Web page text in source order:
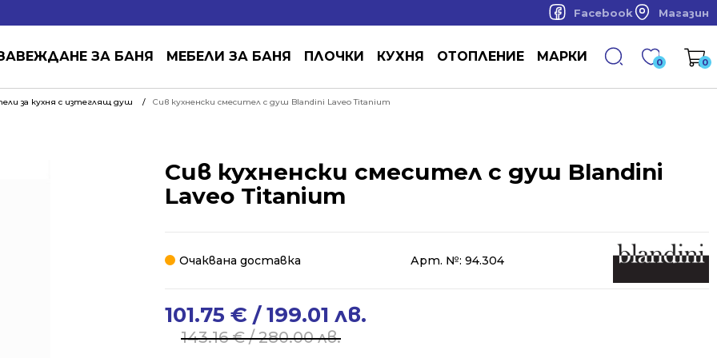
Facebook Магазин
ЗА БАНЯ МЕБЕЛИ ЗА БАНЯ ПЛОЧКИ КУХНЯ ОТОПЛЕНИЕ МАРКИ 0 0
за кухня с изтеглящ душ Сив кухненски смесител с душ Blandini Laveo Titanium
Сив кухненски смесител с душ Blandini
Laveo Titanium
Очаквана доставка Арт. №: 94.304
143.16€/ 280.00 лв.
Original
price
101.75 € / 199.01 лв.
Current
price